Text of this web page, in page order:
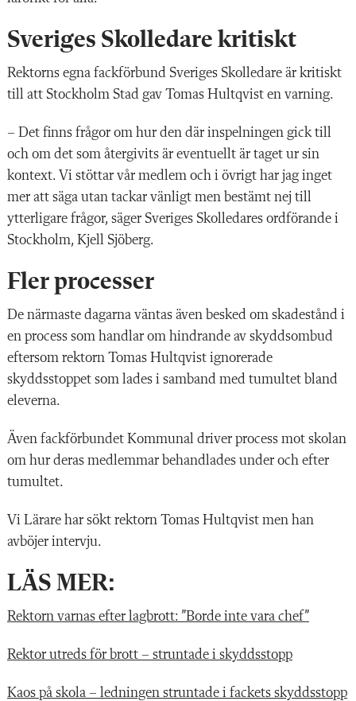
Sveriges Skolledare kritiskt
Rektorns egna fackförbund Sveriges Skolledare är kritiskt
till att Stockholm Stad gav Tomas Hultqvist en varning.
– Det finns frågor om hur den där inspelningen gick till
och om det som återgivits är eventuellt är taget ur sin
kontext. Vi stöttar vår medlem och i övrigt har jag inget
mer att säga utan tackar vänligt men bestämt nej till
ytterligare frågor, säger Sveriges Skolledares ordförande i
Stockholm, Kjell Sjöberg.
Fler processer
De närmaste dagarna väntas även besked om skadestånd i
en process som handlar om hindrande av skyddsombud
eftersom rektorn Tomas Hultqvist ignorerade
skyddsstoppet som lades i samband med tumultet bland
eleverna.
Även fackförbundet Kommunal driver process mot skolan
om hur deras medlemmar behandlades under och efter
tumultet.
Vi Lärare har sökt rektorn Tomas Hultqvist men han
avböjer intervju.
LÄS MER:
Rektorn varnas efter lagbrott: ”Borde inte vara chef”
Rektor utreds för brott – struntade i skyddsstopp
Kaos på skola – ledningen struntade i fackets skyddsstopp